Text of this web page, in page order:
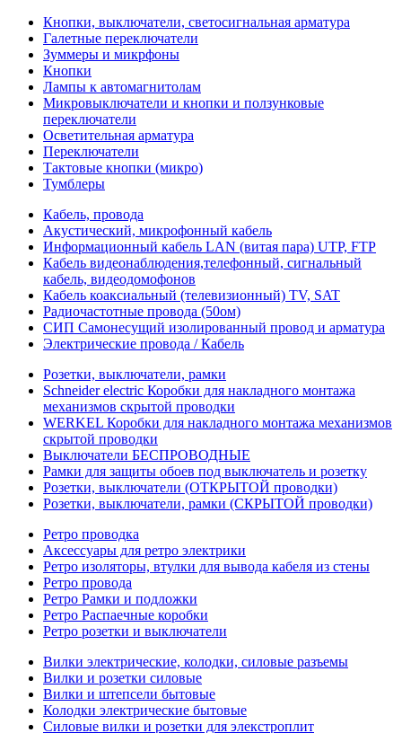
Кнопки, выключатели, светосигнальная арматура
Галетные переключатели
Зуммеры и микрфоны
Кнопки
Лампы к автомагнитолам
Микровыключатели и кнопки и ползунковые
переключатели
Осветительная арматура
Переключатели
Тактовые кнопки (микро)
Тумблеры
Кабель, провода
Акустический, микрофонный кабель
Информационный кабель LAN (витая пара) UTP, FTP
Кабель видеонаблюдения,телефонный, сигнальный
кабель, видеодомофонов
Кабель коаксиальный (телевизионный) TV, SAT
Радиочастотные провода (50ом)
СИП Самонесущий изолированный провод и арматура
Электрические провода / Кабель
Розетки, выключатели, рамки
Schneider electric Коробки для накладного монтажа
механизмов скрытой проводки
WERKEL Коробки для накладного монтажа механизмов
скрытой проводки
Выключатели БЕСПРОВОДНЫЕ
Рамки для защиты обоев под выключатель и розетку
Розетки, выключатели (ОТКРЫТОЙ проводки)
Розетки, выключатели, рамки (СКРЫТОЙ проводки)
Ретро проводка
Аксессуары для ретро электрики
Ретро изоляторы, втулки для вывода кабеля из стены
Ретро провода
Ретро Рамки и подложки
Ретро Распаечные коробки
Ретро розетки и выключатели
Вилки электрические, колодки, силовые разъемы
Вилки и розетки силовые
Вилки и штепсели бытовые
Колодки электрические бытовые
Силовые вилки и розетки для элекстроплит